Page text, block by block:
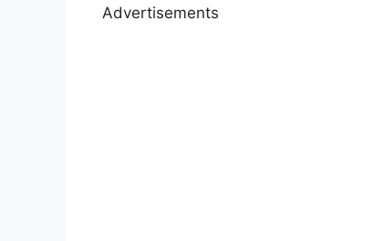
Advertisements